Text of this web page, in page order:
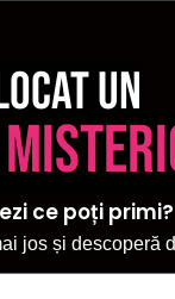
luciul
de secunde in
.
un
ce poți primi?
jos și descoperă